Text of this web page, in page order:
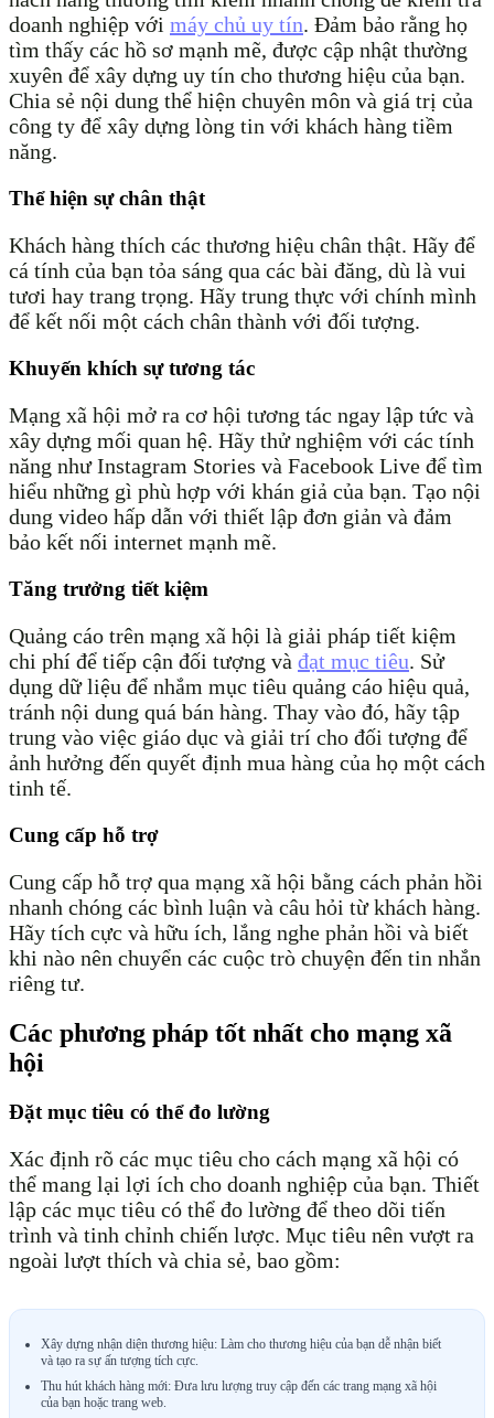
doanh nghiệp với máy chủ uy tín. Đảm bảo rằng họ
tìm thấy các hồ sơ mạnh mẽ, được cập nhật thường
xuyên để xây dựng uy tín cho thương hiệu của bạn.
Chia sẻ nội dung thể hiện chuyên môn và giá trị của
công ty để xây dựng lòng tin với khách hàng tiềm
năng.
Thể hiện sự chân thật
Khách hàng thích các thương hiệu chân thật. Hãy để
cá tính của bạn tỏa sáng qua các bài đăng, dù là vui
tươi hay trang trọng. Hãy trung thực với chính mình
để kết nối một cách chân thành với đối tượng.
Khuyến khích sự tương tác
Mạng xã hội mở ra cơ hội tương tác ngay lập tức và
xây dựng mối quan hệ. Hãy thử nghiệm với các tính
năng như Instagram Stories và Facebook Live để tìm
hiểu những gì phù hợp với khán giả của bạn. Tạo nội
dung video hấp dẫn với thiết lập đơn giản và đảm
bảo kết nối internet mạnh mẽ.
Tăng trưởng tiết kiệm
Quảng cáo trên mạng xã hội là giải pháp tiết kiệm
chi phí để tiếp cận đối tượng và đạt mục tiêu. Sử
dụng dữ liệu để nhắm mục tiêu quảng cáo hiệu quả,
tránh nội dung quá bán hàng. Thay vào đó, hãy tập
trung vào việc giáo dục và giải trí cho đối tượng để
ảnh hưởng đến quyết định mua hàng của họ một cách
tinh tế.
Cung cấp hỗ trợ
Cung cấp hỗ trợ qua mạng xã hội bằng cách phản hồi
nhanh chóng các bình luận và câu hỏi từ khách hàng.
Hãy tích cực và hữu ích, lắng nghe phản hồi và biết
khi nào nên chuyển các cuộc trò chuyện đến tin nhắn
riêng tư.
Các phương pháp tốt nhất cho mạng xã
hội
Đặt mục tiêu có thể đo lường
Xác định rõ các mục tiêu cho cách mạng xã hội có
thể mang lại lợi ích cho doanh nghiệp của bạn. Thiết
lập các mục tiêu có thể đo lường để theo dõi tiến
trình và tinh chỉnh chiến lược. Mục tiêu nên vượt ra
ngoài lượt thích và chia sẻ, bao gồm:
Xây dựng nhận diện thương hiệu: Làm cho thương hiệu của bạn dễ nhận biết
và tạo ra sự ấn tượng tích cực.
Thu hút khách hàng mới: Đưa lưu lượng truy cập đến các trang mạng xã hội
của bạn hoặc trang web.